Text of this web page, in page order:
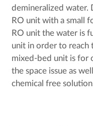
demineralized water.
RO unit with a small
RO unit the water is
unit in order to reach
mixed-bed unit is for
the space issue as
chemical free